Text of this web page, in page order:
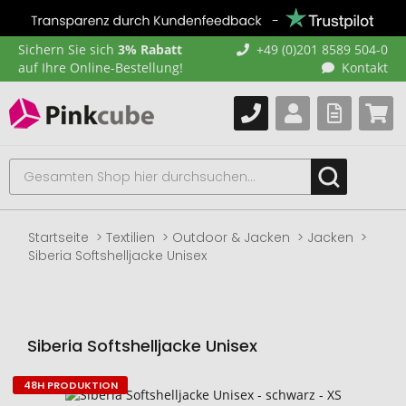
Sichern Sie sich 3% Rabatt
auf Ihre Online-Bestellung!
+49 (0)201 8589 504-0
Kontakt
Startseite Textilien Outdoor & Jacken
Jacken
Siberia Softshelljacke Unisex
Siberia Softshelljacke Unisex
Zum
48H PRODUKTION